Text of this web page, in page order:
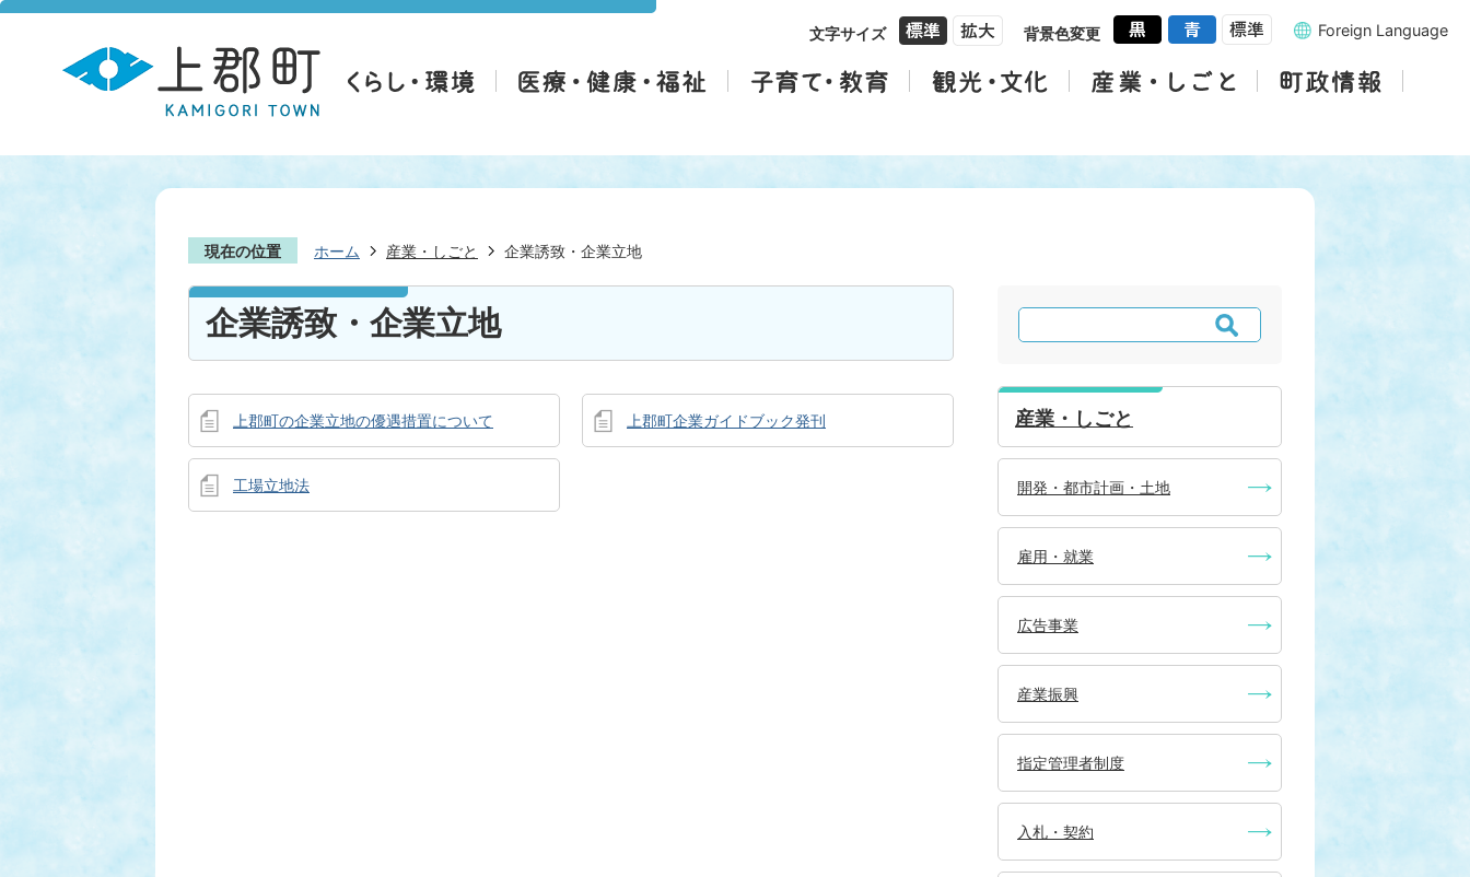
文字サイズ 背景色変更 Foreign Language
現在の位置 ホーム 産業・しごと 企業誘致・企業立地
企業誘致・企業立地
上郡町の企業立地の優遇措置について 上郡町企業ガイドブック発刊
工場立地法
検
索
産業・しごと
開発・都市計画・土地
雇用・就業
広告事業
産業振興
指定管理者制度
入札・契約